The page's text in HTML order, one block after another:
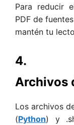
Para reducir
PDF de
mantén tu
4.
Archivos
Los archivos
(Python) y